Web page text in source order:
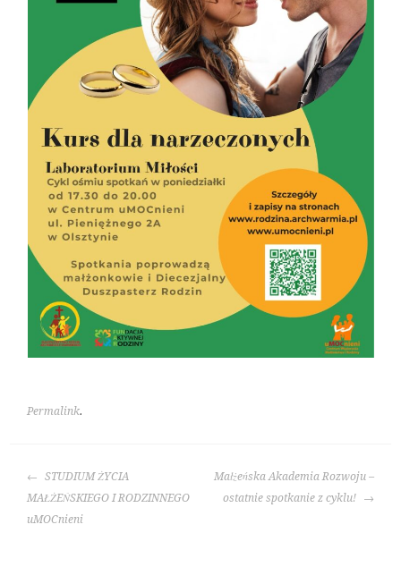
Permalink.
POST
NAVIGATION
STUDIUM ŻYCIA
MAŁŻEŃSKIEGO I RODZINNEGO
uMOCnieni
Małżeńska Akademia Rozwoju –
ostatnie spotkanie z cyklu!